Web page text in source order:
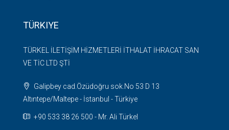
TÜRKIYE
TÜRKEL İLETİŞİM HİZMETLERİ İTHALAT İHRACAT SAN
VE TİC LTD ŞTİ
Galipbey cad.Özüdoğru sok.No 53 D 13
Altıntepe/Maltepe - İstanbul - Türkiye
+90 533 38 26 500 - Mr. Ali Türkel